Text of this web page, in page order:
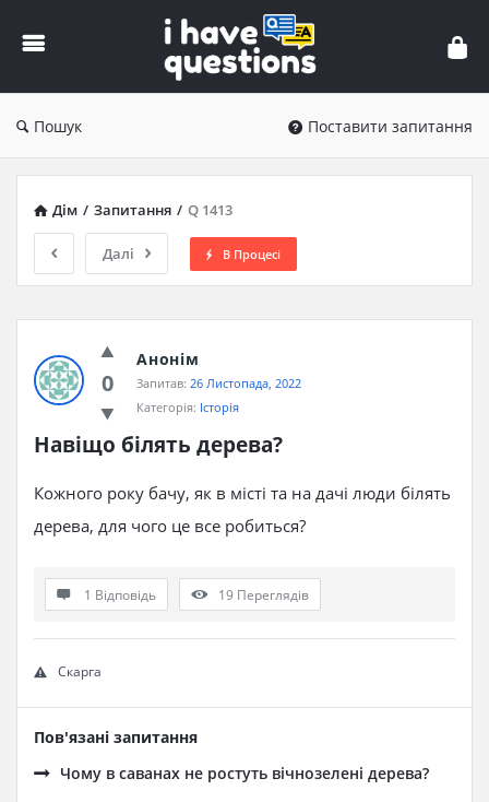
iHaveQuestions
Пошук Поставити запитання
Дім / Запитання / Q 1413
Далі В Процесі
0
Анонім
Запитав: 26 Листопада, 2022
Категорія: Історія
Навіщо білять дерева?
Кожного року бачу, як в місті та на дачі люди білять
дерева, для чого це все робиться?
1 Відповідь 19 Переглядів
Скарга
Пов'язані запитання
Чому в саванах не ростуть вічнозелені дерева?